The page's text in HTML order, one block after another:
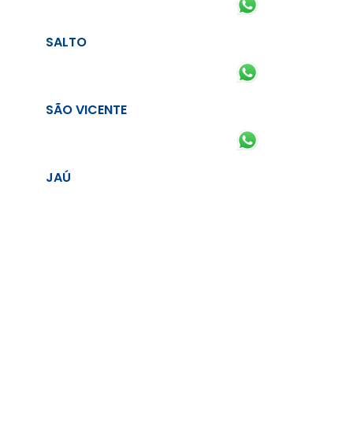
SALTO
SÃO VICENTE
JAÚ